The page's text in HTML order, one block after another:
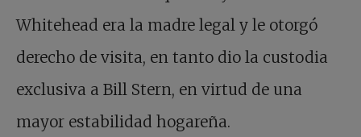
Whitehead era la madre legal y le otorgó
derecho de visita, en tanto dio la custodia
exclusiva a Bill Stern, en virtud de una
mayor estabilidad hogareña.